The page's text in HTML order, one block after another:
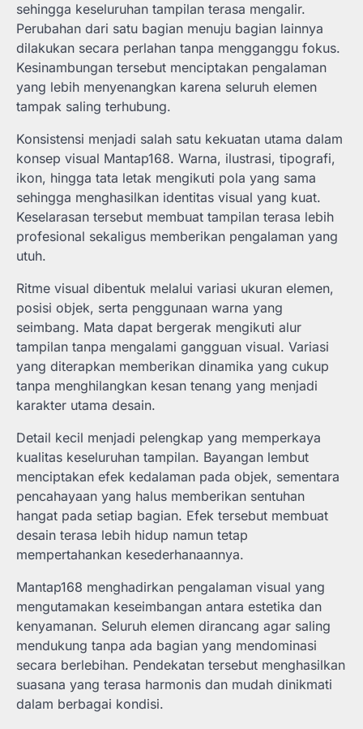
sehingga keseluruhan tampilan terasa mengalir.
Perubahan dari satu bagian menuju bagian lainnya
dilakukan secara perlahan tanpa mengganggu fokus.
Kesinambungan tersebut menciptakan pengalaman
yang lebih menyenangkan karena seluruh elemen
tampak saling terhubung.
Konsistensi menjadi salah satu kekuatan utama dalam
konsep visual Mantap168. Warna, ilustrasi, tipografi,
ikon, hingga tata letak mengikuti pola yang sama
sehingga menghasilkan identitas visual yang kuat.
Keselarasan tersebut membuat tampilan terasa lebih
profesional sekaligus memberikan pengalaman yang
utuh.
Ritme visual dibentuk melalui variasi ukuran elemen,
posisi objek, serta penggunaan warna yang
seimbang. Mata dapat bergerak mengikuti alur
tampilan tanpa mengalami gangguan visual. Variasi
yang diterapkan memberikan dinamika yang cukup
tanpa menghilangkan kesan tenang yang menjadi
karakter utama desain.
Detail kecil menjadi pelengkap yang memperkaya
kualitas keseluruhan tampilan. Bayangan lembut
menciptakan efek kedalaman pada objek, sementara
pencahayaan yang halus memberikan sentuhan
hangat pada setiap bagian. Efek tersebut membuat
desain terasa lebih hidup namun tetap
mempertahankan kesederhanaannya.
Mantap168 menghadirkan pengalaman visual yang
mengutamakan keseimbangan antara estetika dan
kenyamanan. Seluruh elemen dirancang agar saling
mendukung tanpa ada bagian yang mendominasi
secara berlebihan. Pendekatan tersebut menghasilkan
suasana yang terasa harmonis dan mudah dinikmati
dalam berbagai kondisi.